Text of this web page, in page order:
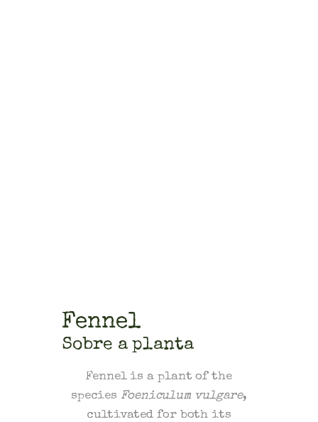
Fennel
Sobre a planta
Fennel is a plant of the
species Foeniculum vulgare,
cultivated for both its